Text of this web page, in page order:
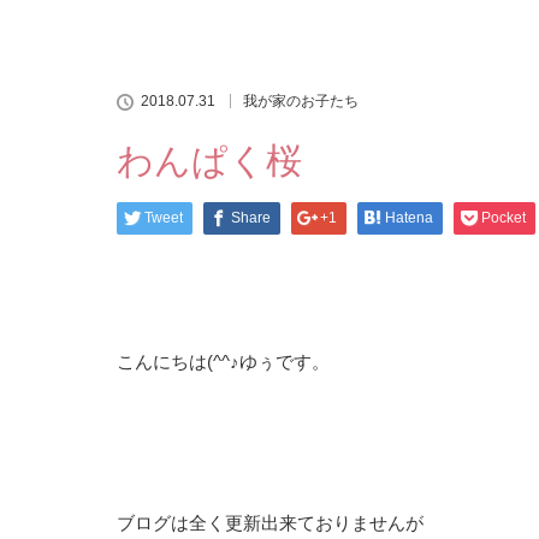
2018.07.31 我が家のお子たち
わんぱく桜
Tweet Share +1 Hatena Pocket
こんにちは(^^♪ゆぅです。
ブログは全く更新出来ておりませんが